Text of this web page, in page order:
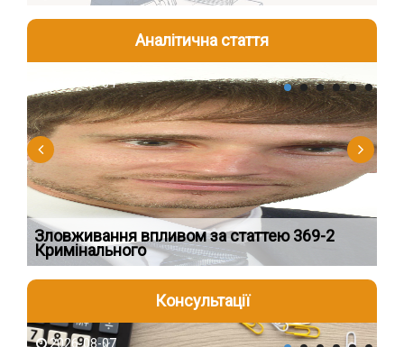
Аналітична стаття
2026-08-04
Зловживання впливом за статтею 369-2
Кримінального
Консультації
2026-08-07